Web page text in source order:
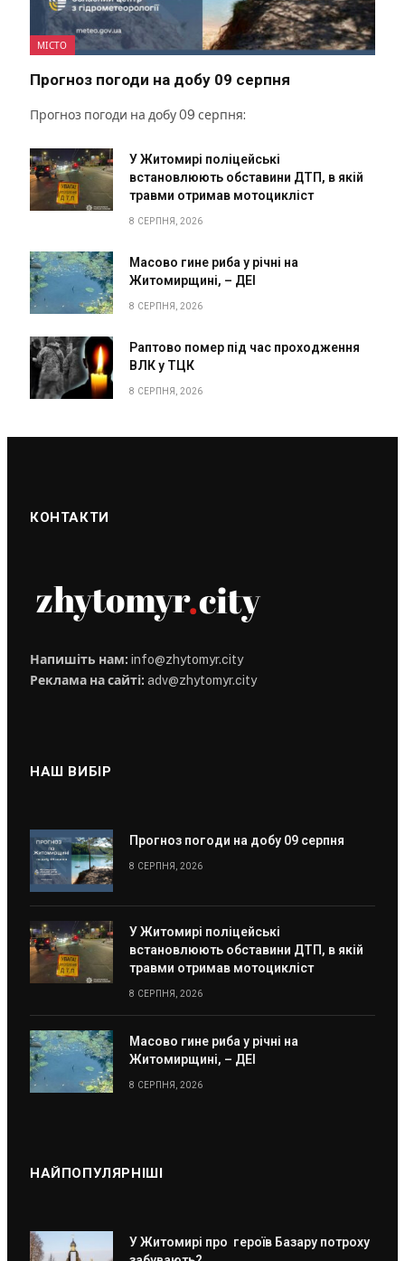
МІСТО
Прогноз погоди на добу 09 серпня
Прогноз погоди на добу 09 серпня:
У Житомирі поліцейські
встановлюють обставини ДТП, в якій
травми отримав мотоцикліст
8 СЕРПНЯ, 2026
Масово гине риба у річні на
Житомирщині, – ДЕІ
8 СЕРПНЯ, 2026
Раптово помер під час проходження
ВЛК у ТЦК
8 СЕРПНЯ, 2026
КОНТАКТИ
Напишіть нам: info@zhytomyr.city
Реклама на сайті: adv@zhytomyr.city
НАШ ВИБІР
Прогноз погоди на добу 09 серпня
8 СЕРПНЯ, 2026
У Житомирі поліцейські
встановлюють обставини ДТП, в якій
травми отримав мотоцикліст
8 СЕРПНЯ, 2026
Масово гине риба у річні на
Житомирщині, – ДЕІ
8 СЕРПНЯ, 2026
НАЙПОПУЛЯРНІШІ
У Житомирі про героїв Базару потроху